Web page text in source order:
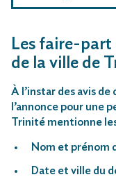
Les faire-part
de la ville de
À l’instar des avis
l’annonce pour une
Trinité mentionne
Nom et prénom
Date et ville du